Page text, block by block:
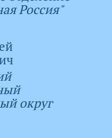
Россия"
округ